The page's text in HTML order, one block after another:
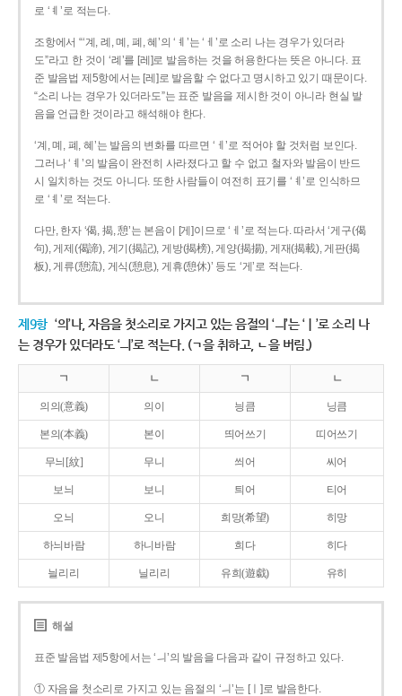
로 ‘ㅖ’로 적는다.
조항에서 “‘계, 례, 몌, 폐, 혜’의 ‘ㅖ’는 ‘ㅔ’로 소리 나는 경우가 있더라
도”라고 한 것이 ‘례’를 [레]로 발음하는 것을 허용한다는 뜻은 아니다. 표
준 발음법 제5항에서는 [레]로 발음할 수 없다고 명시하고 있기 때문이다.
“소리 나는 경우가 있더라도”는 표준 발음을 제시한 것이 아니라 현실 발
음을 언급한 것이라고 해석해야 한다.
‘계, 몌, 폐, 혜’는 발음의 변화를 따르면 ‘ㅔ’로 적어야 할 것처럼 보인다.
그러나 ‘ㅖ’의 발음이 완전히 사라졌다고 할 수 없고 철자와 발음이 반드
시 일치하는 것도 아니다. 또한 사람들이 여전히 표기를 ‘ㅖ’로 인식하므
로 ‘ㅖ’로 적는다.
다만, 한자 ‘偈, 揭, 憩’는 본음이 [게]이므로 ‘ㅔ’로 적는다. 따라서 ‘게구(偈
句), 게제(偈諦), 게기(揭記), 게방(揭榜), 게양(揭揚), 게재(揭載), 게판(揭
板), 게류(憩流), 게식(憩息), 게휴(憩休)’ 등도 ‘게’로 적는다.
제9항 ‘의’나, 자음을 첫소리로 가지고 있는 음절의 ‘ㅢ’는 ‘ㅣ’로 소리 나
는 경우가 있더라도 ‘ㅢ’로 적는다. (ㄱ을 취하고, ㄴ을 버림.)
ㄱ ㄴ ㄱ ㄴ
의의(意義) 의이 닁큼 닝큼
본의(本義) 본이 띄어쓰기 띠어쓰기
무늬[紋] 무니 씌어 씨어
보늬 보니 틔어 티어
오늬 오니 희망(希望) 히망
하늬바람 하니바람 희다 히다
늴리리 닐리리 유희(遊戱) 유히
해설
표준 발음법 제5항에서는 ‘ㅢ’의 발음을 다음과 같이 규정하고 있다.
① 자음을 첫소리로 가지고 있는 음절의 ‘ㅢ’는 [ㅣ]로 발음한다.